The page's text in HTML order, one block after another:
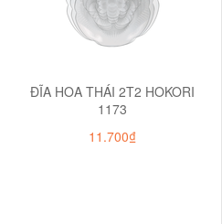
ĐĨA HOA THÁI 2T2 HOKORI
1173
11.700₫